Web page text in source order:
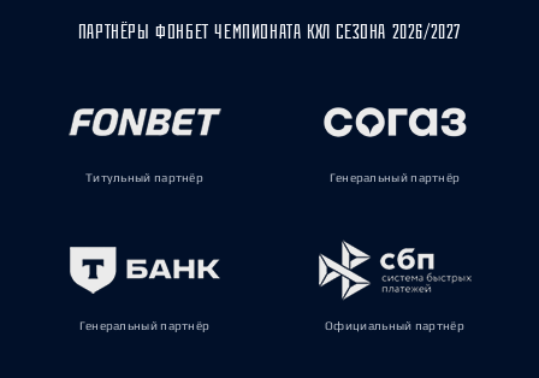
ПАРТНЁРЫ ФОНБЕТ ЧЕМПИОНАТА КХЛ СЕЗОНА 2026/2027
Титульный партнёр Генеральный партнёр
Генеральный партнёр Официальный партнёр